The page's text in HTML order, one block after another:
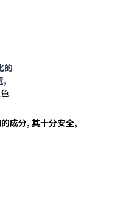
的
,
.
成分, 其十分安全,